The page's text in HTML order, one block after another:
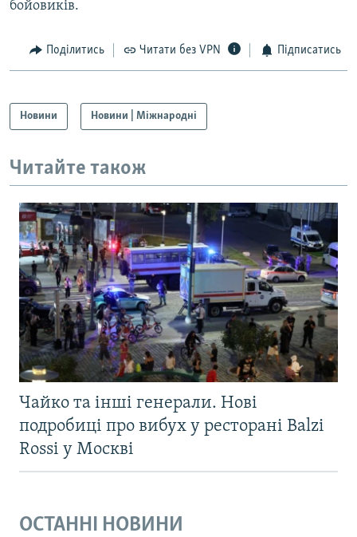
бойовиків.
Поділитись Читати без VPN Підписатись
Новини Новини | Міжнародні
Читайте також
Чайко та інші генерали. Нові
подробиці про вибух у ресторані Balzi
Rossi у Москві
ОСТАННІ НОВИНИ